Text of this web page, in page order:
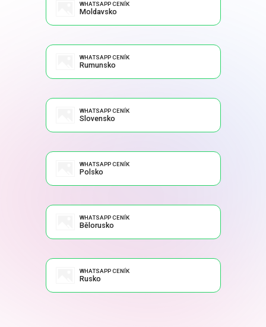
WHATSAPP CENÍK
Moldavsko
WHATSAPP CENÍK
Rumunsko
WHATSAPP CENÍK
Slovensko
WHATSAPP CENÍK
Polsko
WHATSAPP CENÍK
Bělorusko
WHATSAPP CENÍK
Rusko